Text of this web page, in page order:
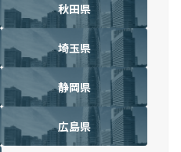
秋田県
埼玉県
静岡県
広島県